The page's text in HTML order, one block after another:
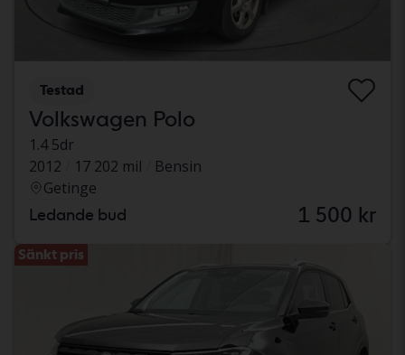
Testad
Volkswagen Polo
1.4 5dr
2012
17 202 mil
Bensin
Getinge
Ledande bud 1 500 kr
Sänkt pris